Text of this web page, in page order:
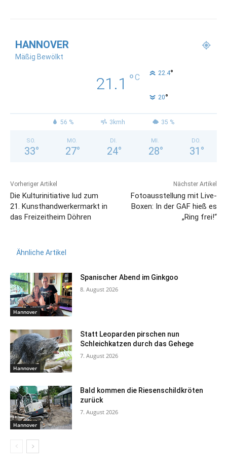
HANNOVER
Mäßig Bewölkt
21.1 °C 22.4°
20°
56 % 3kmh 35 %
SO.
33°
MO.
27°
DI.
24°
MI.
28°
DO.
31 °
Vorheriger Artikel
Die Kulturinitiative lud zum
21. Kunsthandwerkermarkt in
das Freizeitheim Döhren
Nächster Artikel
Fotoausstellung mit Live-
Boxen: In der GAF hieß es
„Ring frei!“
Ähnliche Artikel
Hannover
Spanischer Abend im Ginkgoo
8. August 2026
Hannover
Statt Leoparden pirschen nun
Schleichkatzen durch das Gehege
7. August 2026
Hannover
Bald kommen die Riesenschildkröten
zurück
7. August 2026